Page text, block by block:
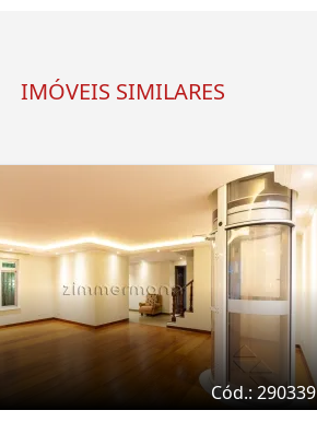
IMÓVEIS SIMILARES
Cód.: 290339